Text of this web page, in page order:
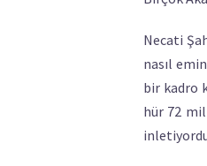
Necati
nasıl
bir kadro
hür 72